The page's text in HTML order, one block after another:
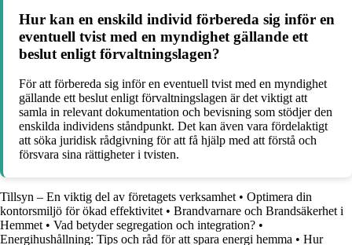
Hur kan en enskild individ förbereda sig inför en
eventuell tvist med en myndighet gällande ett
beslut enligt förvaltningslagen?
För att förbereda sig inför en eventuell tvist med en myndighet
gällande ett beslut enligt förvaltningslagen är det viktigt att
samla in relevant dokumentation och bevisning som stödjer den
enskilda individens ståndpunkt. Det kan även vara fördelaktigt
att söka juridisk rådgivning för att få hjälp med att förstå och
försvara sina rättigheter i tvisten.
Tillsyn – En viktig del av företagets verksamhet• Optimera din
kontorsmiljö för ökad effektivitet• Brandvarnare och Brandsäkerhet i
Hemmet• Vad betyder segregation och integration? •
Energihushållning: Tips och råd för att spara energi hemma • Hur